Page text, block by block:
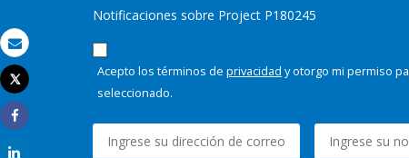
Correo electrónico
Imprimir
Tweet
Share
Notificaciones sobre Project P180245
Acepto los términos de privacidad y otorgo mi permiso
seleccionado.